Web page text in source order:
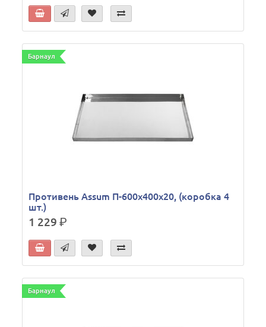
Барнаул
Противень Assum П-600х400х20, (коробка 4
шт.)
1 229р.
Барнаул